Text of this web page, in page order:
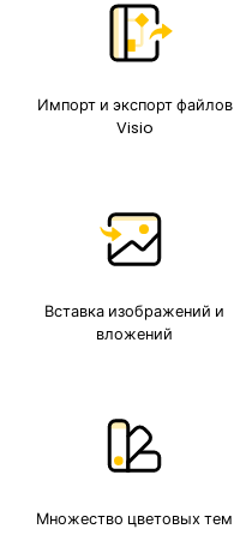
Импорт и экспорт файлов
Visio
Вставка изображений и
вложений
Множество цветовых тем